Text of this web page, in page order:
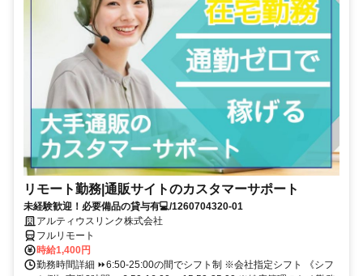
リモート勤務|通販サイトのカスタマーサポート
未経験歓迎！必要備品の貸与有💻/1260704320-01
アルティウスリンク株式会社
フルリモート
時給1,400円
勤務時間詳細 ⏩6:50-25:00の間でシフト制 ※会社指定シフト 《シフ